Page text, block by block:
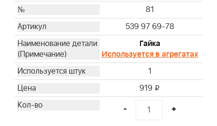
81
539 97 69-78
Гайка
Используется в агрегатах
1
919 i
- +